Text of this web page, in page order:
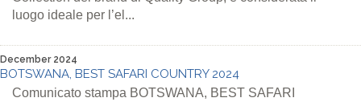
luogo ideale per l’el...
December 2024
BOTSWANA, BEST SAFARI COUNTRY 2024
Comunicato stampa BOTSWANA, BEST SAFARI